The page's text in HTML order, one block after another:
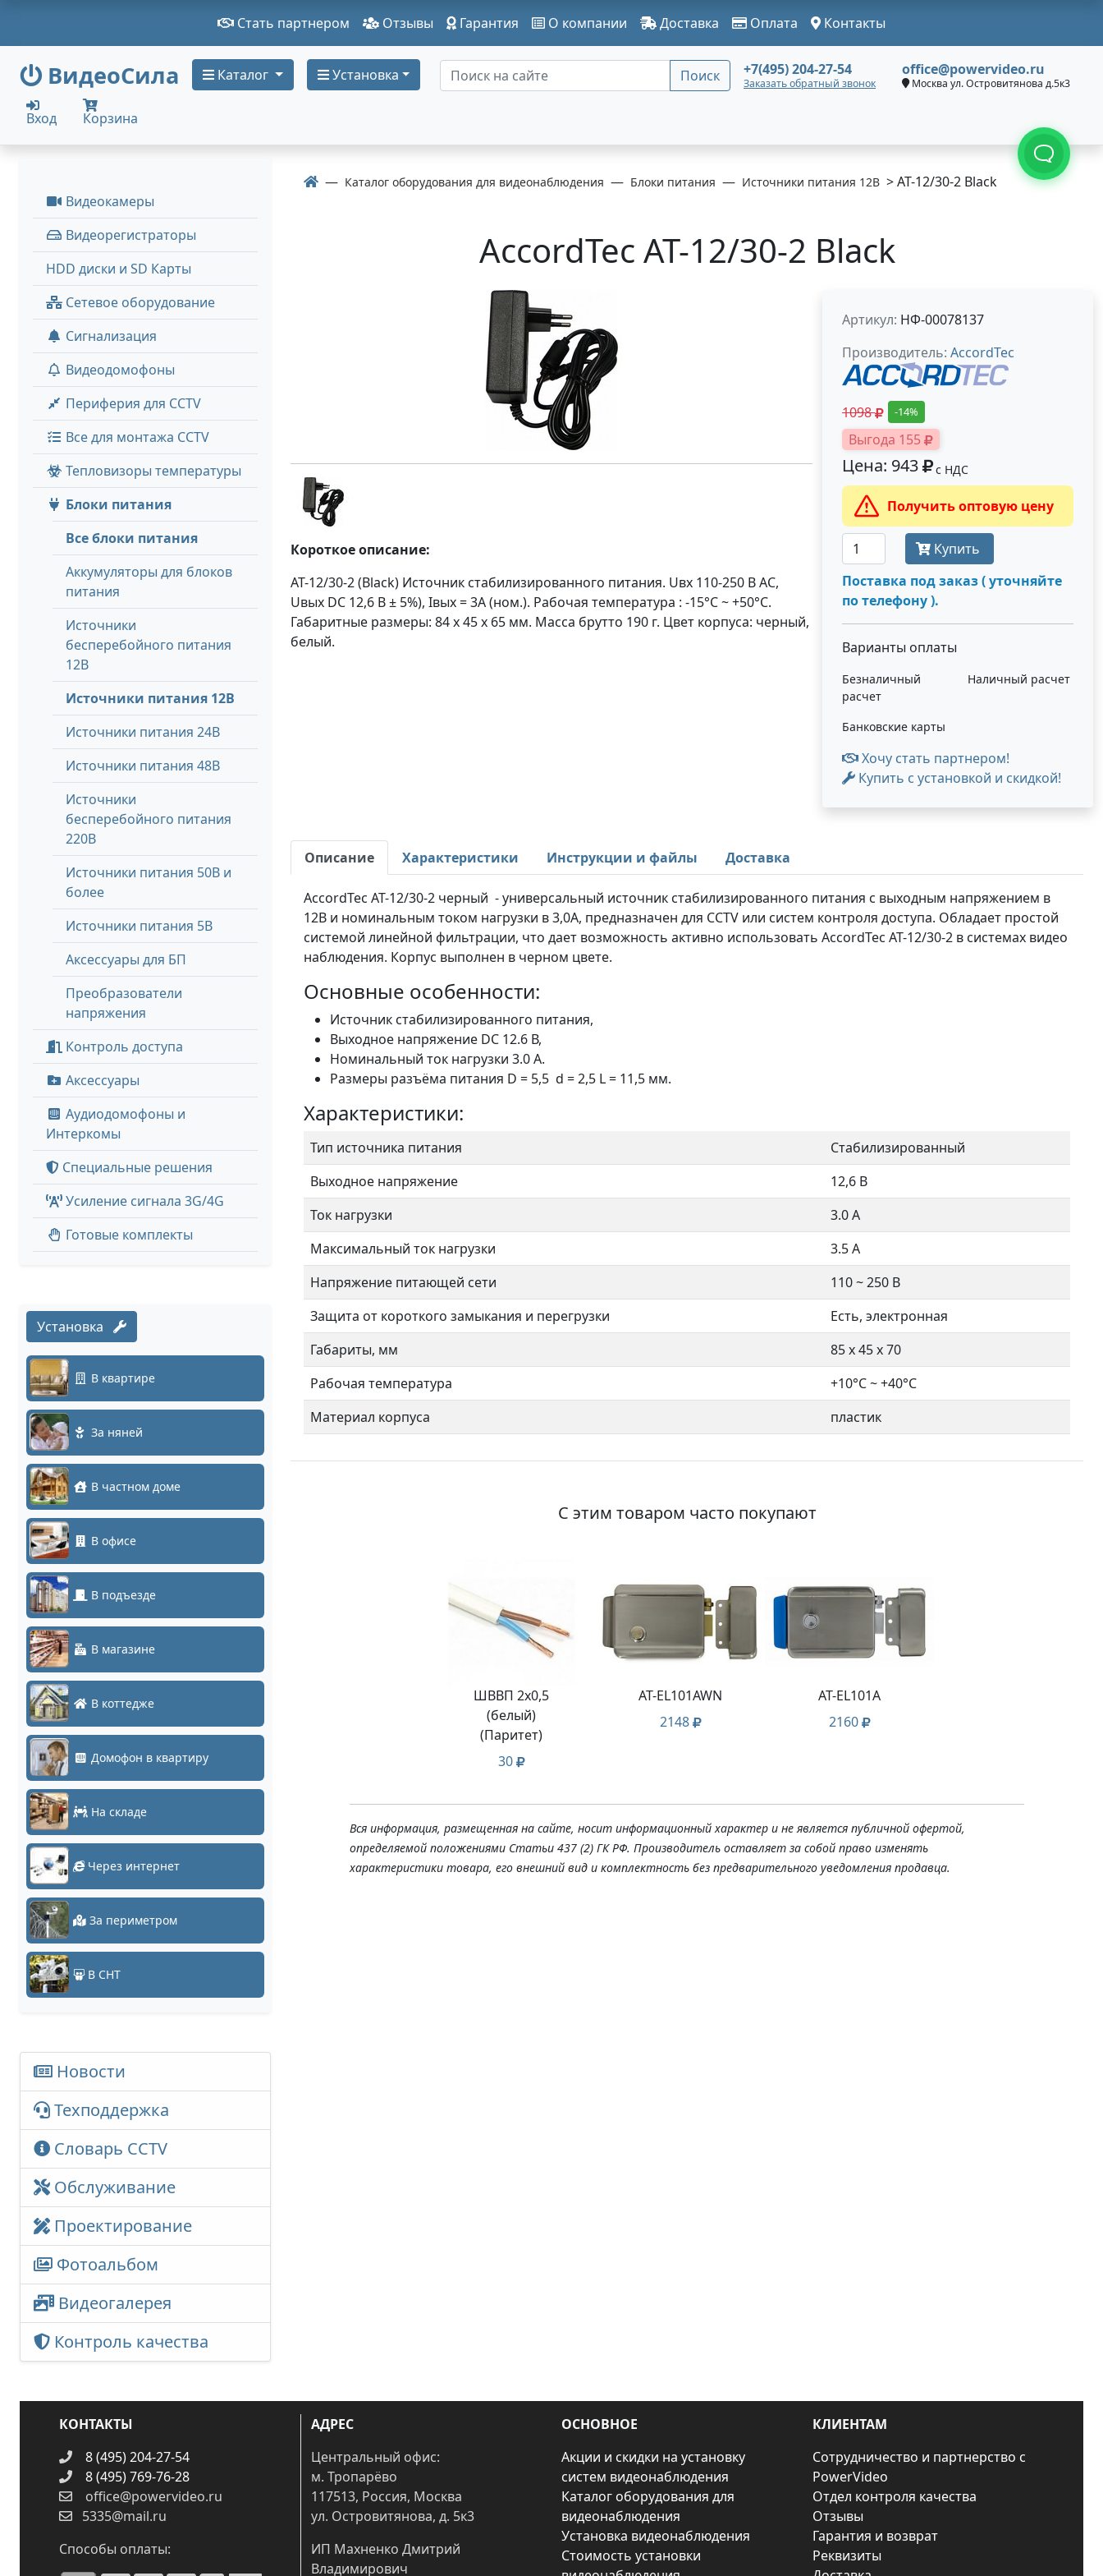
Стать партнером Отзывы Гарантия О компании Доставка Оплата Контакты
ВидеоСила Каталог Установка Поиск +7(495) 204-27-54
Заказать обратный звонок
office@powervideo.ru
Москва ул. Островитянова д.5к3
Вход Корзина
Видеокамеры
Видеорегистраторы
HDD диски и SD Карты
Сетевое оборудование
Сигнализация
Видеодомофоны
Периферия для CCTV
Все для монтажа CCTV
Тепловизоры температуры
Блоки питания
Все блоки питания
Аккумуляторы для блоков
питания
Источники
бесперебойного питания
12В
Источники питания 12В
Источники питания 24В
Источники питания 48В
Источники
бесперебойного питания
220В
Источники питания 50В и
более
Источники питания 5В
Аксессуары для БП
Преобразователи
напряжения
Контроль доступа
Аксессуары
Аудиодомофоны и
Интеркомы
Специальные решения
Усиление сигнала 3G/4G
Готовые комплекты
Установка
В квартире
За няней
В частном доме
В офисе
В подъезде
В магазине
В коттедже
Домофон в квартиру
На складе
Через интернет
За периметром
В СНТ
Новости
Техподдержка
Словарь CCTV
Обслуживание
Проектирование
Фотоальбом
Видеогалерея
Контроль качества
Каталог оборудования для видеонаблюдения Блоки питания Источники питания 12В > AT-12/30-2 Black
AccordTec AT-12/30-2 Black
Короткое описание:
AT-12/30-2 (Black) Источник стабилизированного питания. Uвх 110-250 В AC,
Uвых DC 12,6 В ± 5%), Iвых = 3A (ном.). Рабочая температура : -15°C ~ +50°C.
Габаритные размеры: 84 х 45 х 65 мм. Масса брутто 190 г. Цвет корпуса: черный,
белый.
Артикул: НФ-00078137
Производитель: AccordTec
1098 -14%
Выгода 155
Цена: 943 с НДС
Получить оптовую цену
Купить
Поставка под заказ ( уточняйте
по телефону ).
Варианты оплаты
Безналичный
расчет
Наличный расчет
Банковские карты
Хочу стать партнером!
Купить с установкой и скидкой!
Описание Характеристики Инструкции и файлы Доставка
AccordTec AT-12/30-2 черный - универсальный источник стабилизированного питания с выходным напряжением в
12В и номинальным током нагрузки в 3,0А, предназначен для CCTV или систем контроля доступа. Обладает простой
системой линейной фильтрации, что дает возможность активно использовать AccordTec AT-12/30-2 в системах видео
наблюдения. Корпус выполнен в черном цвете.
Основные особенности:
Источник стабилизированного питания,
Выходное напряжение DC 12.6 В,
Номинальный ток нагрузки 3.0 А.
Размеры разъёма питания D = 5,5 d = 2,5 L = 11,5 мм.
Характеристики:
Тип источника питания
Стабилизированный
Выходное напряжение
12,6 В
Ток нагрузки
3.0 A
Максимальный ток нагрузки
3.5 А
Напряжение питающей сети
110 ~ 250 В
Защита от короткого замыкания и перегрузки
Есть, электронная
Габариты, мм
85 x 45 x 70
Рабочая температура
+10°C ~ +40°C
Материал корпуса
пластик
С этим товаром часто покупают
ШВВП 2х0,5
(белый)
(Паритет)
30
AT-EL101AWN
2148
AT-EL101A
2160
Вся информация, размещенная на сайте, носит информационный характер и не является публичной офертой,
определяемой положениями Статьи 437 (2) ГК РФ. Производитель оставляет за собой право изменять
характеристики товара, его внешний вид и комплектность без предварительного уведомления продавца.
КОНТАКТЫ
8 (495) 204-27-54
8 (495) 769-76-28
office@powervideo.ru
5335@mail.ru
Способы оплаты:
АДРЕС
Центральный офис:
м. Тропарёво
117513, Россия, Москва
ул. Островитянова, д. 5к3
ИП Махненко Дмитрий
Владимирович
ОСНОВНОЕ
Акции и скидки на установку
систем видеонаблюдения
Каталог оборудования для
видеонаблюдения
Установка видеонаблюдения
Стоимость установки
КЛИЕНТАМ
Сотрудничество и партнерство с
PowerVideo
Отдел контроля качества
Отзывы
Гарантия и возврат
Реквизиты